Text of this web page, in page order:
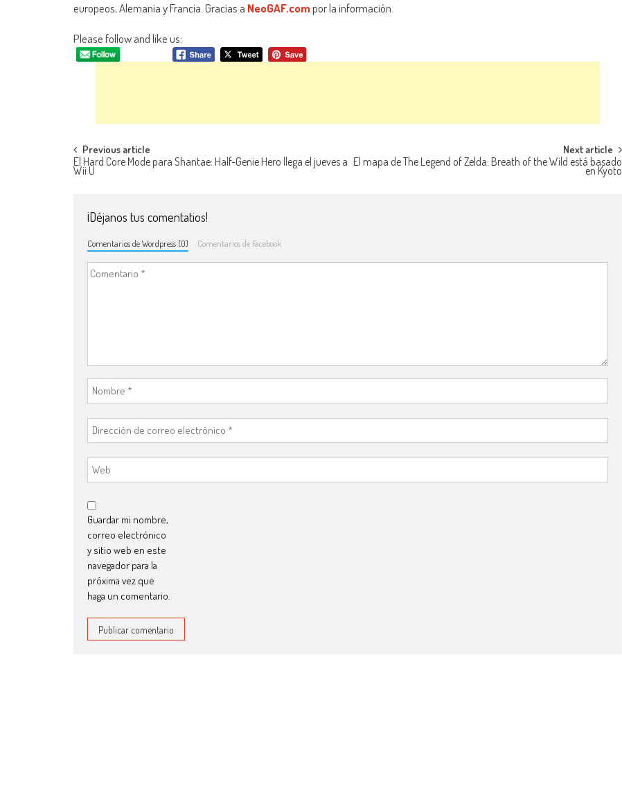
europeos, Alemania y Francia. Gracias a NeoGAF.compor la información.
Please follow and like us:
Navegación de entradas
Previous article
El Hard Core Mode para Shantae: Half-Genie Hero llega el jueves a
Wii U
Next article
El mapa de The Legend of Zelda: Breath of the Wild está basado
en Kyoto
¡Déjanos tus comentatios!
Comentarios de Wordpress (0) Comentarios de Facebook
Guardar mi nombre,
correo electrónico
y sitio web en este
navegador para la
próxima vez que
haga un comentario.